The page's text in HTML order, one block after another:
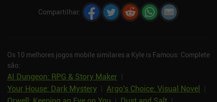
Compartilhar:
Os 10 melhores jogos mobile similares a Kyle is Famous: Complete
são:
AI Dungeon: RPG & Story Maker
Your House: Dark Mystery
Argo's Choice: Visual Novel